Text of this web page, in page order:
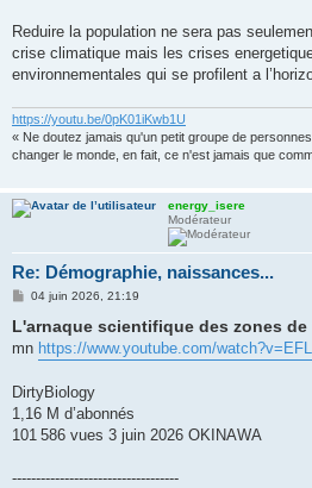
Reduire la population ne sera pas
crise climatique mais les crises
environnementales qui se profilent a
https://youtu.be/0pK01iKwb1U
« Ne doutez jamais qu'un petit groupe de
changer le monde, en fait, ce n'est jamais que
energy_isere
Modérateur
Re: Démographie, naissances...
M
s
a
04 juin 2026, 21:19
L'arnaque scientifique des zones
mn https://www.youtube.com/
DirtyBiology
1,16 M d’abonnés
101 586 vues 3 juin 2026 OKINAWA
-----------------------------------